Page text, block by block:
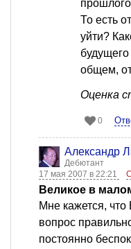
То есть
уйти?
общем,
Оценка
0
Александр
Дебютант
17 мая 2007 в 22:21
Великое в
Мне кажется, что
вопрос
постоянно